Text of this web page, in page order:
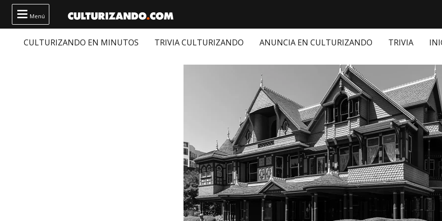
 Menú
CULTURIZANDO EN MINUTOS TRIVIA CULTURIZANDO ANUNCIA EN CULTURIZANDO TRIVIA